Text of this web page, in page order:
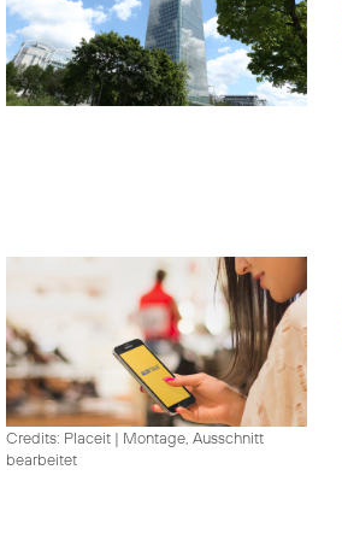
Credits: Placeit | Montage, Ausschnitt
bearbeitet